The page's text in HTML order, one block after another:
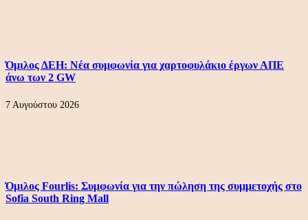
Όμιλος ΔΕΗ: Νέα συμφωνία για χαρτοφυλάκιο έργων ΑΠΕ
άνω των 2 GW
7 Αυγούστου 2026
Όμιλος Fourlis: Συμφωνία για την πώληση της συμμετοχής στο
Sofia South Ring Mall